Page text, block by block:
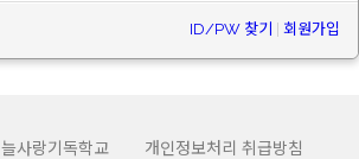
ID/PW 찾기 회원가입
늘사랑기독학교
개인정보처리 취급방침